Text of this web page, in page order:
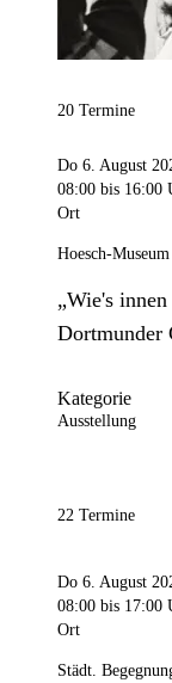
20 Termine
Do 6. August
08:00 bis 16:00
Ort
Hoesch-Museum
„Wie's
Dortmunder
Kategorie
Ausstellung
22 Termine
Do 6. August
08:00 bis 17:00
Ort
Städt.